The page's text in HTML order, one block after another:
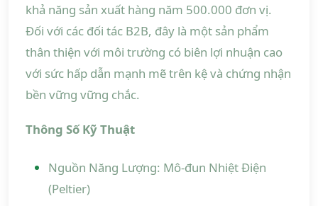
khả năng sản xuất hàng năm 500.000 đơn vị.
Đối với các đối tác B2B, đây là một sản phẩm
thân thiện với môi trường có biên lợi nhuận cao
với sức hấp dẫn mạnh mẽ trên kệ và chứng nhận
bền vững vững chắc.
Thông Số Kỹ Thuật
Nguồn Năng Lượng: Mô-đun Nhiệt Điện
(Peltier)